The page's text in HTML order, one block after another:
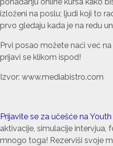
izloženi na poslu; ljudi koji to
prvo gledaju kada je na redu
Prvi posao možete naći već na
prijavi se klikom ispod!
Izvor: www.mediabistro.com
Prijavite se za učešće na Youth
aktivacije, simulacije intervjua,
mnogo toga! Rezerviši svoje